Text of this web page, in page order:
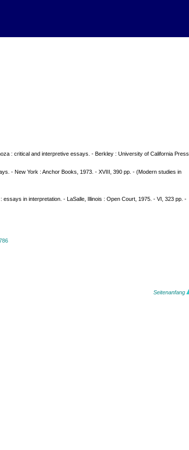
: critical and interpretive essays. - Berkley : University of California Press,
- New York : Anchor Books, 1973. - XVIII, 390 pp. - (Modern studies in
in interpretation. - LaSalle, Illinois : Open Court, 1975. - VI, 323 pp. -
Seitenanfang